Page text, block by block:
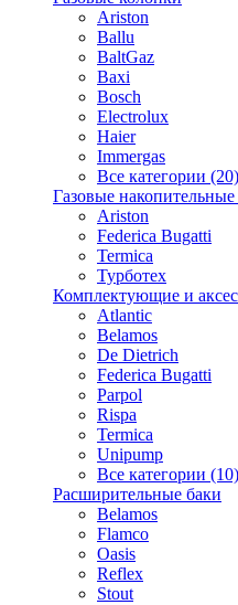
Ariston
Ballu
BaltGaz
Baxi
Bosсh
Electrolux
Haier
Immergas
Все категории (20)
Газовые накопительные
Ariston
Federica Bugatti
Termica
Турботех
Комплектующие и
Atlantic
Belamos
De Dietrich
Federica Bugatti
Parpol
Rispa
Termica
Unipump
Все категории (10)
Расширительные баки
Belamos
Flamco
Oasis
Reflex
Stout